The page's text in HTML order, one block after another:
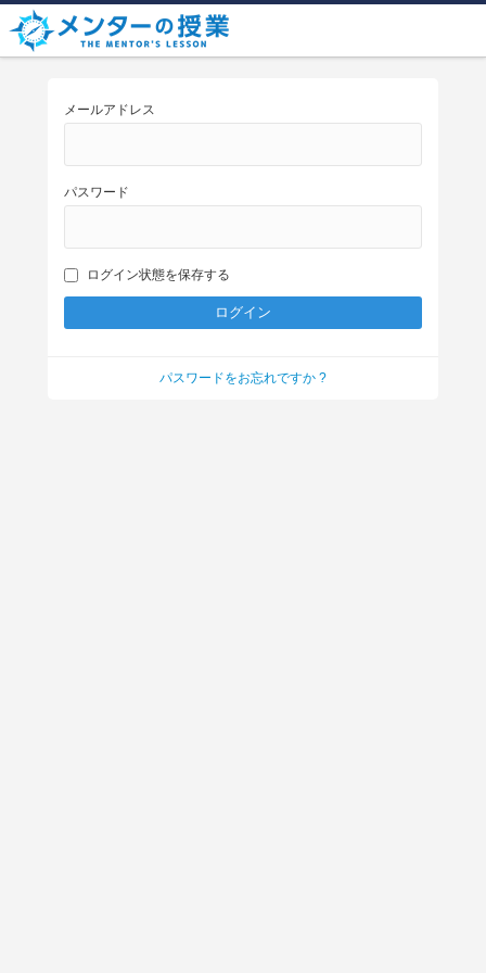
メールアドレス
パスワード
ログイン状態を保存する
パスワードをお忘れですか ?